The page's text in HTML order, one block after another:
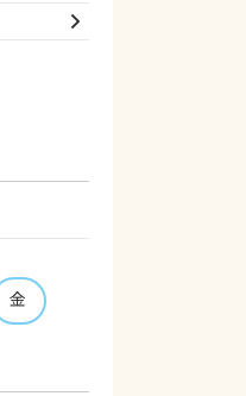
金